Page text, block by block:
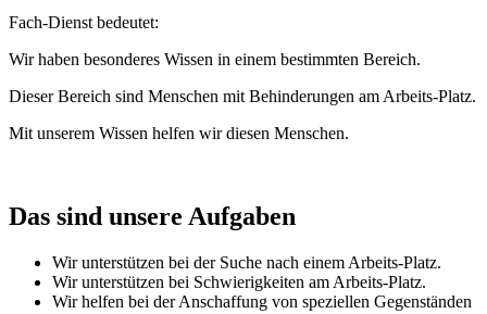
Fach-Dienst bedeutet:
Wir haben besonderes Wissen in einem bestimmten Bereich.
Dieser Bereich sind Menschen mit Behinderungen am Arbeits-Platz.
Mit unserem Wissen helfen wir diesen Menschen.
Das sind unsere Aufgaben
Wir unterstützen bei der Suche nach einem Arbeits-Platz.
Wir unterstützen bei Schwierigkeiten am Arbeits-Platz.
Wir helfen bei der Anschaffung von speziellen Gegenständen